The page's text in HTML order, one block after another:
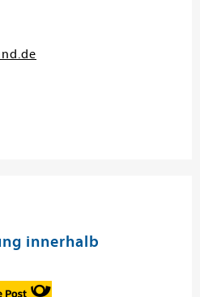
innerhalb